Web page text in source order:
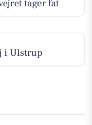
tager fat
i Ulstrup